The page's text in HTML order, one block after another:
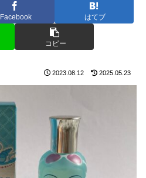
Facebook はてブ
コピー
2023.08.12 2025.05.23